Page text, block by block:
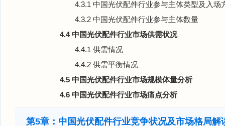
4.3.1 中国光伏配件行业参与主体类型及入场
4.3.2 中国光伏配件行业参与主体数量
4.4 中国光伏配件行业市场供需状况
4.4.1 供需情况
4.4.2 供需平衡情况
4.5 中国光伏配件行业市场规模体量分析
4.6 中国光伏配件行业市场痛点分析
第5章：中国光伏配件行业竞争状况及市场格局解